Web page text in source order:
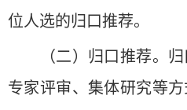
位人选的归口推荐。
（二）归口推荐。归
专家评审、集体研究等